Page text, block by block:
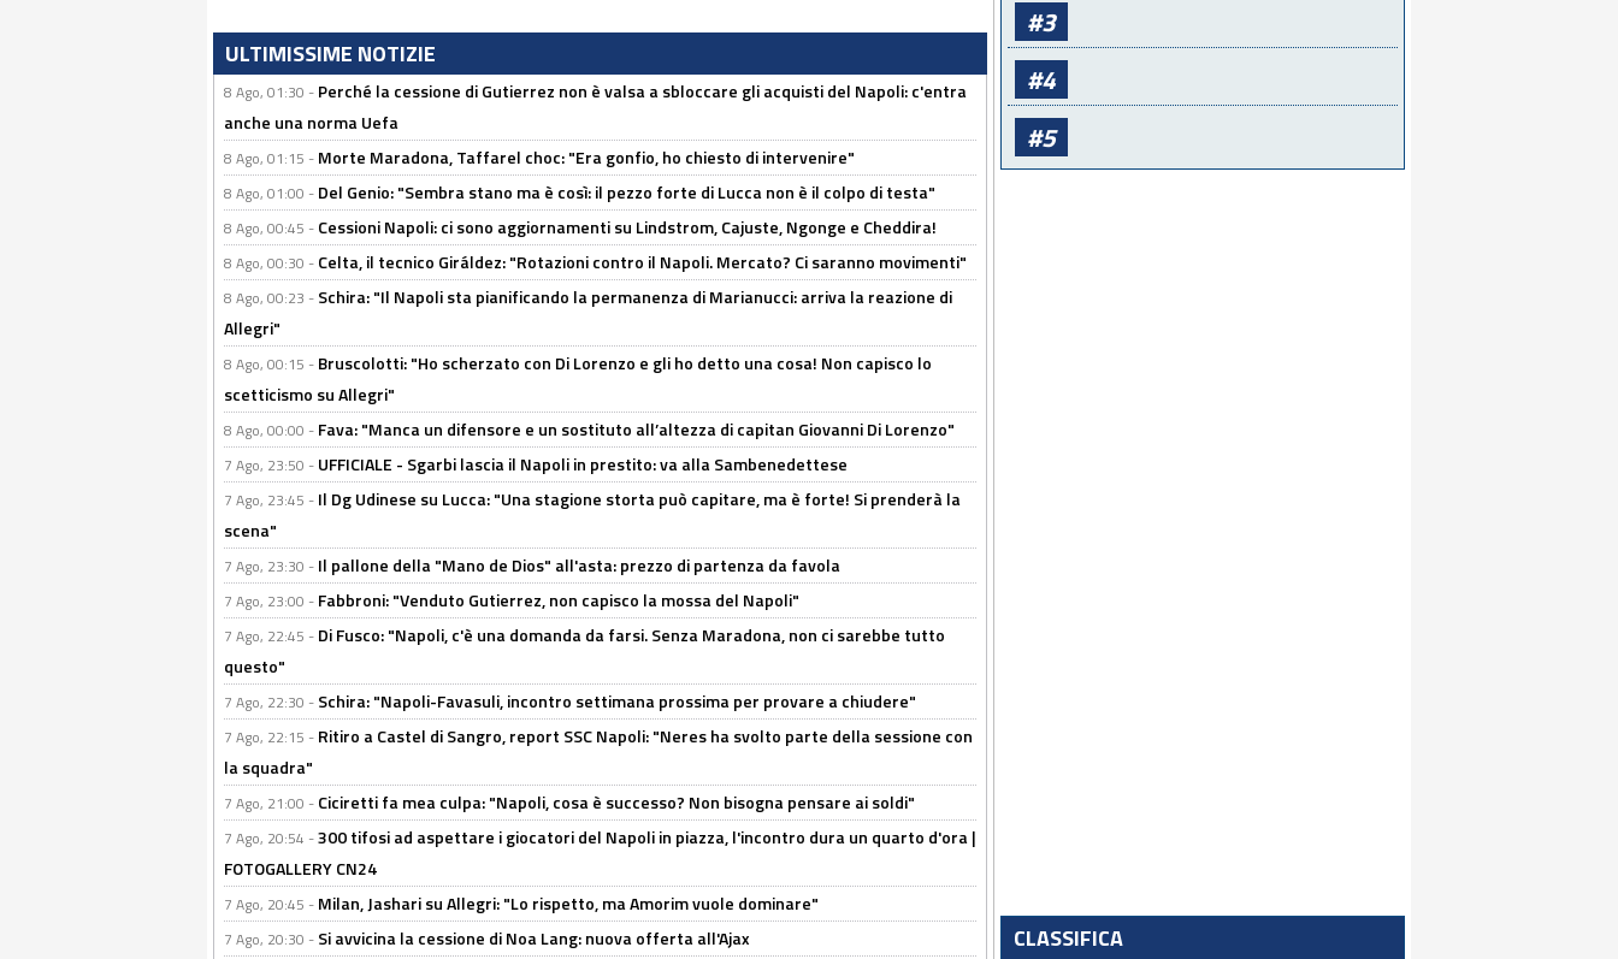
ULTIMISSIME NOTIZIE
8 Ago, 01:30 - Perché la cessione di Gutierrez non è valsa a sbloccare gli acquisti del Napoli: c'entra
anche una norma Uefa
8 Ago, 01:15 - Morte Maradona, Taffarel choc: "Era gonfio, ho chiesto di intervenire"
8 Ago, 01:00 - Del Genio: "Sembra stano ma è così: il pezzo forte di Lucca non è il colpo di testa"
8 Ago, 00:45 - Cessioni Napoli: ci sono aggiornamenti su Lindstrom, Cajuste, Ngonge e Cheddira!
8 Ago, 00:30 - Celta, il tecnico Giráldez: "Rotazioni contro il Napoli. Mercato? Ci saranno movimenti"
8 Ago, 00:23 - Schira: "Il Napoli sta pianificando la permanenza di Marianucci: arriva la reazione di
Allegri"
8 Ago, 00:15 - Bruscolotti: "Ho scherzato con Di Lorenzo e gli ho detto una cosa! Non capisco lo
scetticismo su Allegri"
8 Ago, 00:00 - Fava: "Manca un difensore e un sostituto all’altezza di capitan Giovanni Di Lorenzo"
7 Ago, 23:50 - UFFICIALE - Sgarbi lascia il Napoli in prestito: va alla Sambenedettese
7 Ago, 23:45 - Il Dg Udinese su Lucca: "Una stagione storta può capitare, ma è forte! Si prenderà la
scena"
7 Ago, 23:30 - Il pallone della "Mano de Dios" all'asta: prezzo di partenza da favola
7 Ago, 23:00 - Fabbroni: "Venduto Gutierrez, non capisco la mossa del Napoli"
7 Ago, 22:45 - Di Fusco: "Napoli, c'è una domanda da farsi. Senza Maradona, non ci sarebbe tutto
questo"
7 Ago, 22:30 - Schira: "Napoli-Favasuli, incontro settimana prossima per provare a chiudere"
7 Ago, 22:15 - Ritiro a Castel di Sangro, report SSC Napoli: "Neres ha svolto parte della sessione con
la squadra"
7 Ago, 21:00 - Ciciretti fa mea culpa: "Napoli, cosa è successo? Non bisogna pensare ai soldi"
7 Ago, 20:54 -300 tifosi ad aspettare i giocatori del Napoli in piazza, l'incontro dura un quarto d'ora |
FOTOGALLERY CN24
7 Ago, 20:45 - Milan, Jashari su Allegri: "Lo rispetto, ma Amorim vuole dominare"
7 Ago, 20:30 - Si avvicina la cessione di Noa Lang: nuova offerta all'Ajax
#3
#4
#5
CLASSIFICA